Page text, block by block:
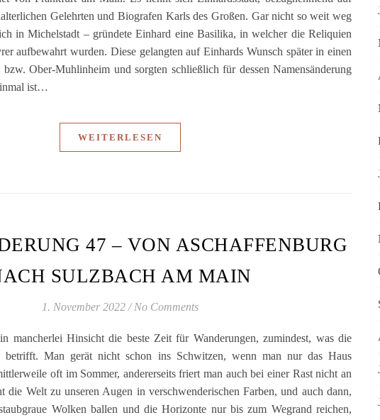
Gelehrten und Biografen Karls des Großen. Gar nicht so weit weg
in Michelstadt – gründete Einhard eine Basilika, in welcher die Reliquien
aufbewahrt wurden. Diese gelangten auf Einhards Wunsch später in einen
Ober-Muhlinheim und sorgten schließlich für dessen Namensänderung
ist…
WEITERLESEN
47 – VON ASCHAFFENBURG
SULZBACH AM MAIN
1. November 2022 / No Comments
mancherlei Hinsicht die beste Zeit für Wanderungen, zumindest, was die
betrifft. Man gerät nicht schon ins Schwitzen, wenn man nur das Haus
oft im Sommer, andererseits friert man auch bei einer Rast nicht an
die Welt zu unseren Augen in verschwenderischen Farben, und auch dann,
Wolken ballen und die Horizonte nur bis zum Wegrand reichen,